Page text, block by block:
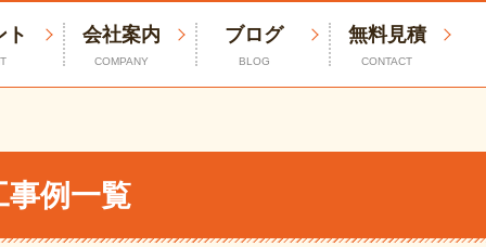
ト 会社案内
COMPANY
ブログ
BLOG
無料見積
CONTACT
例一覧